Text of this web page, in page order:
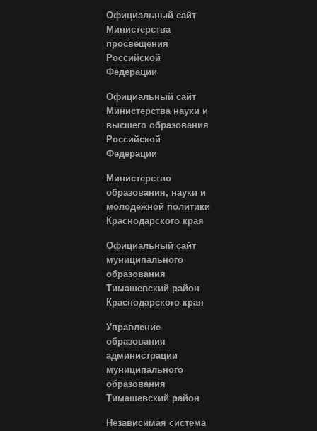
Официальный сайт
Министерства
просвещения
Российской
Федерации
Официальный сайт
Министерства науки и
высшего образования
Российской
Федерации
Министерство
образования, науки и
молодежной политики
Краснодарского края
Официальный сайт
муниципального
образования
Тимашевский район
Краснодарского края
Управление
образования
администрации
муниципального
образования
Тимашевский район
Независимая система